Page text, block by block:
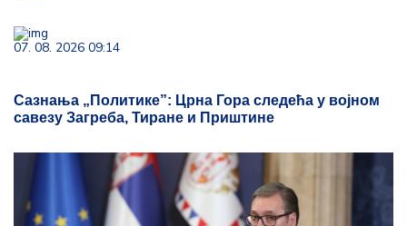
07. 08. 2026 09:14
Сазнања „Политике”: Црна Гора следећа у војном
савезу Загреба, Тиране и Приштине